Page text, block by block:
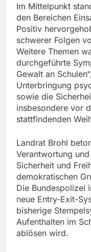
Im Mittelpunkt
den Bereichen
Positiv
schwerer Folgen
Weitere Themen
durchgeführte
Gewalt an
Unterbringung
sowie die
insbesondere vor
stattfindenden
Landrat Brohl
Verantwortung
Sicherheit und
demokratischen
Die Bundespolizei
neue Entry-Exit-
bisherige
Aufenthalten im
ablösen wird.